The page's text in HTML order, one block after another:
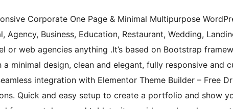
Corporate One Page & Minimal Multipurpose
Agency, Business, Education, Restaurant, Wedding,
or web agencies anything .It’s based on Bootstrap
minimal design, clean and elegant, fully responsive and
integration with Elementor Theme Builder – Free
Quick and easy setup to create a portfolio and show